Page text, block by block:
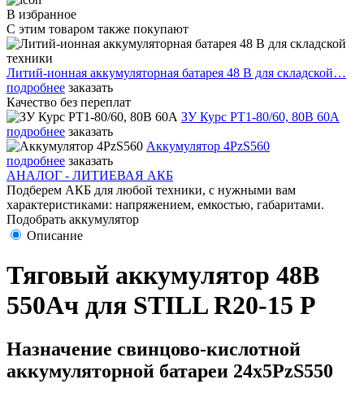
В избранное
С этим товаром также покупают
Литий-ионная аккумуляторная батарея 48 В для складской…
подробнее заказать
Качество без переплат
ЗУ Курс PT1-80/60, 80В 60А
подробнее заказать
Аккумулятор 4PzS560
подробнее заказать
АНАЛОГ - ЛИТИЕВАЯ АКБ
Подберем АКБ для любой техники, с нужными вам
характеристиками: напряжением, емкостью, габаритами.
Подобрать аккумулятор
Описание
Тяговый аккумулятор 48В
550Ач для STILL R20-15 Р
Назначение свинцово-кислотной
аккумуляторной батареи 24х5PzS550